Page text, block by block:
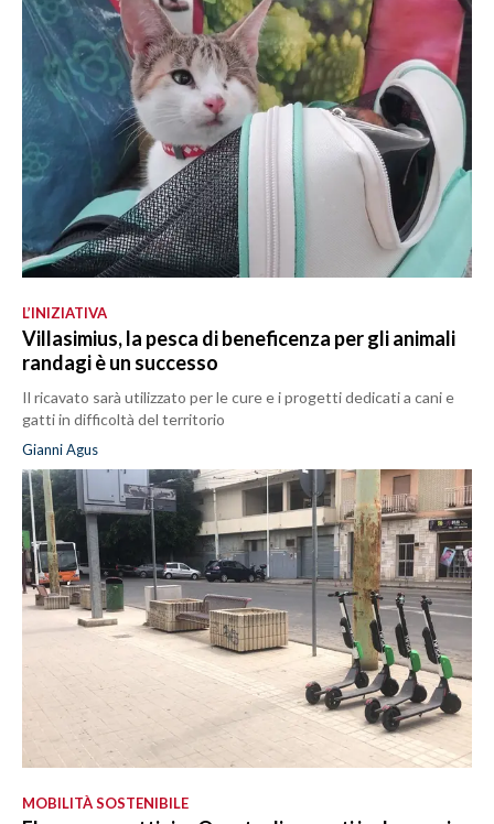
L’INIZIATIVA
Villasimius, la pesca di beneficenza per gli animali
randagi è un successo
Il ricavato sarà utilizzato per le cure e i progetti dedicati a cani e
gatti in difficoltà del territorio
Gianni Agus
MOBILITÀ SOSTENIBILE